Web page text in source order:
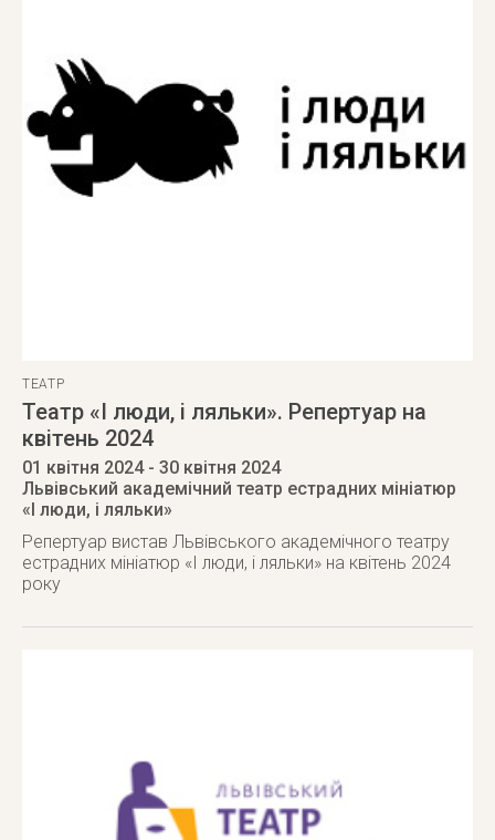
ТЕАТР
Театр «І люди, і ляльки». Репертуар на
квітень 2024
01 квітня 2024- 30 квітня 2024
Львівський академічний театр естрадних мініатюр
«І люди, і ляльки»
Репертуар вистав Львівського академічного театру
естрадних мініатюр «І люди, і ляльки» на квітень 2024
року